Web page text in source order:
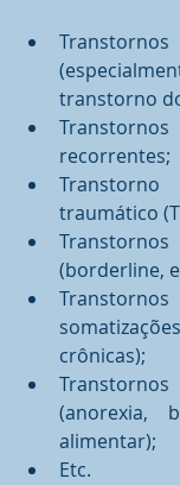
transtorno
recorrentes;
traumático
(borderline,
crônicas);
(anorexia,
alimentar);
Etc.